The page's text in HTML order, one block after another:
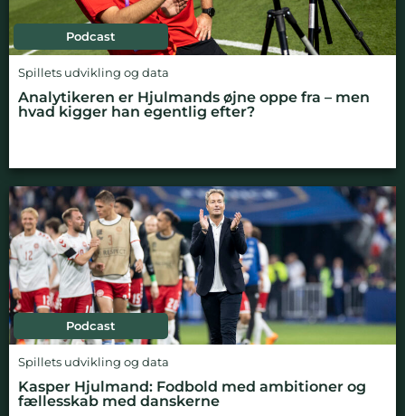
Podcast
Spillets udvikling og data
Analytikeren er Hjulmands øjne oppe fra – men
hvad kigger han egentlig efter?
Podcast
Spillets udvikling og data
Kasper Hjulmand: Fodbold med ambitioner og
fællesskab med danskerne